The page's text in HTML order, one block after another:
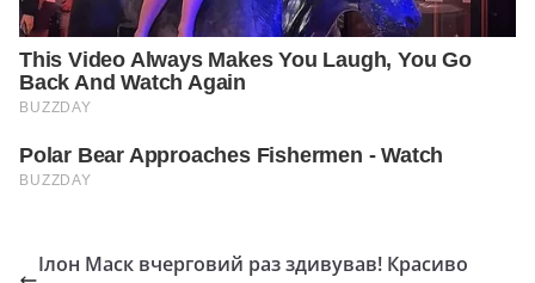
Ілон Маск вчерговий раз здивував! Красиво